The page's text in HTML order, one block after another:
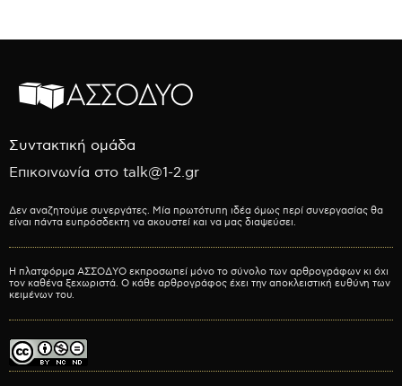
Συντακτική ομάδα
Επικοινωνία στο talk@1-2.gr
Δεν αναζητούμε συνεργάτες. Μία πρωτότυπη ιδέα όμως περί συνεργασίας θα
είναι πάντα ευπρόσδεκτη να ακουστεί και να μας διαψεύσει.
Η πλατφόρμα ΑΣΣΟΔΥΟ εκπροσωπεί μόνο το σύνολο των αρθρογράφων κι όχι
τον καθένα ξεχωριστά. Ο κάθε αρθρογράφος έχει την αποκλειστική ευθύνη των
κειμένων του.